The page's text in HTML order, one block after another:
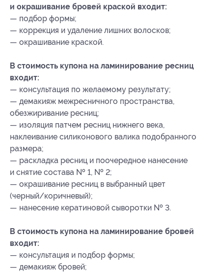
и окрашивание бровей краской входит:
— подбор формы;
— коррекция и удаление лишних волосков;
— окрашивание краской.
В стоимость купона на ламинирование ресниц
входит:
— консультация по желаемому результату;
— демакияж межресничного пространства,
обезжиривание ресниц;
— изоляция патчем ресниц нижнего века,
наклеивание силиконового валика подобранного
размера;
— раскладка ресниц и поочередное нанесение
и снятие состава № 1, № 2;
— окрашивание ресниц в выбранный цвет
(черный/коричневый);
— нанесение кератиновой сыворотки № 3.
В стоимость купона на ламинирование бровей
входит:
— консультация и подбор формы;
— демакияж бровей;